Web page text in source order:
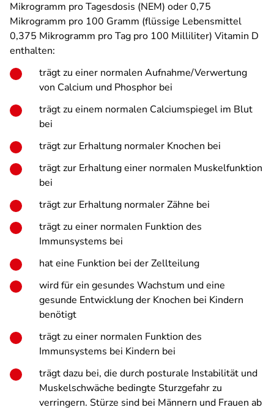
Mikrogramm pro Tagesdosis (NEM) oder 0,75
Mikrogramm pro 100 Gramm (flüssige Lebensmittel
0,375 Mikrogramm pro Tag pro 100 Milliliter) Vitamin D
enthalten:
trägt zu einer normalen Aufnahme/Verwertung
von Calcium und Phosphor bei
trägt zu einem normalen Calciumspiegel im Blut
bei
trägt zur Erhaltung normaler Knochen bei
trägt zur Erhaltung einer normalen Muskelfunktion
bei
trägt zur Erhaltung normaler Zähne bei
trägt zu einer normalen Funktion des
Immunsystems bei
hat eine Funktion bei der Zellteilung
wird für ein gesundes Wachstum und eine
gesunde Entwicklung der Knochen bei Kindern
benötigt
trägt zu einer normalen Funktion des
Immunsystems bei Kindern bei
trägt dazu bei, die durch posturale Instabilität und
Muskelschwäche bedingte Sturzgefahr zu
verringern. Stürze sind bei Männern und Frauen ab